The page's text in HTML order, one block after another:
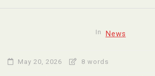
In News
May 20, 2026 8 words